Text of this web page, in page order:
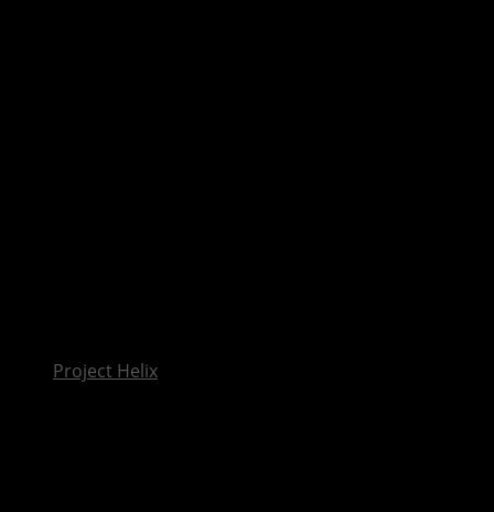
Project Helix